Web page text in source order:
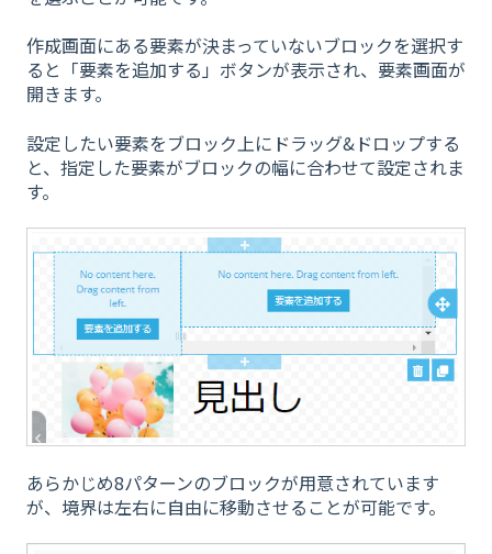
作成画面にある要素が決まっていないブロックを選択す
ると「要素を追加する」ボタンが表示され、要素画面が
開きます。
設定したい要素をブロック上にドラッグ&ドロップする
と、指定した要素がブロックの幅に合わせて設定されま
す。
あらかじめ8パターンのブロックが用意されています
が、境界は左右に自由に移動させることが可能です。